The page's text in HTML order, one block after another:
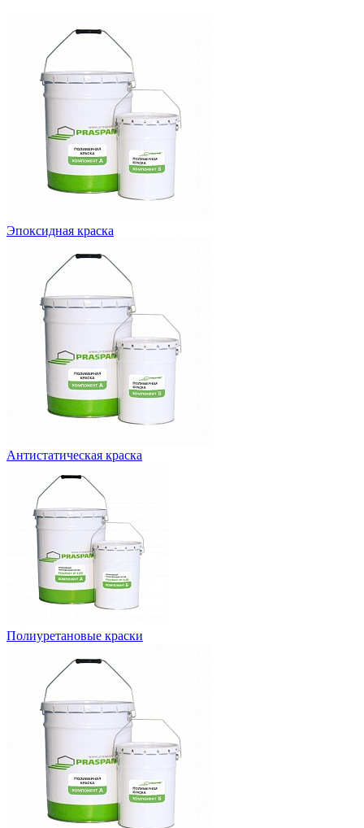
Эпоксидная краска
Антистатическая краска
Полиуретановые краски